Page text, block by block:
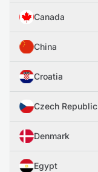
Canada
China
Croatia
Czech Republic
Denmark
Egypt